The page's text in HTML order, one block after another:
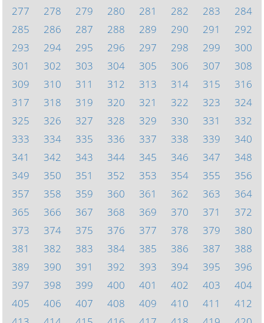
277
278 279 280 281 282 283
284
285
286 287 288 289 290 291
292
293
294 295 296 297 298 299
300
301
302 303 304 305 306 307
308
309
310 311 312 313 314 315
316
317
318 319 320 321 322 323
324
325
326 327 328 329 330 331
332
333
334 335 336 337 338 339
340
341
342 343 344 345 346 347
348
349
350 351 352 353 354 355
356
357
358 359 360 361 362 363
364
365
366 367 368 369 370 371
372
373
374 375 376 377 378 379
380
381
382 383 384 385 386 387
388
389
390 391 392 393 394 395
396
397
398 399 400 401 402 403
404
405
406 407 408 409 410 411
412